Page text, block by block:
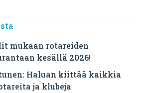
mukaan rotareiden
kesällä 2026!
Haluan kiittää kaikkia
ja klubeja